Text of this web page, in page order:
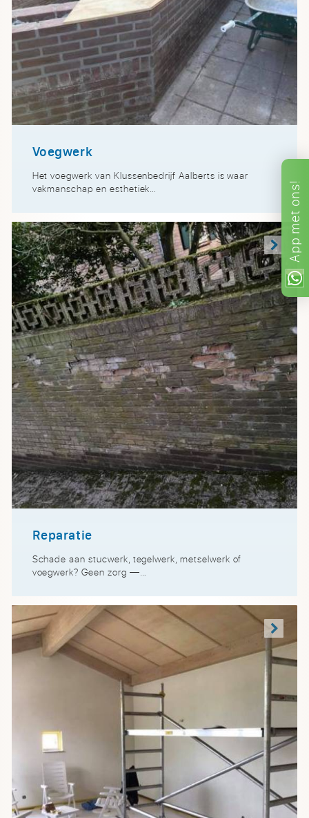
App
met
ons!
Voegwerk
Het voegwerk van Klussenbedrijf Aalberts is waar
vakmanschap en esthetiek…
Reparatie
Schade aan stucwerk, tegelwerk, metselwerk of
voegwerk? Geen zorg —…